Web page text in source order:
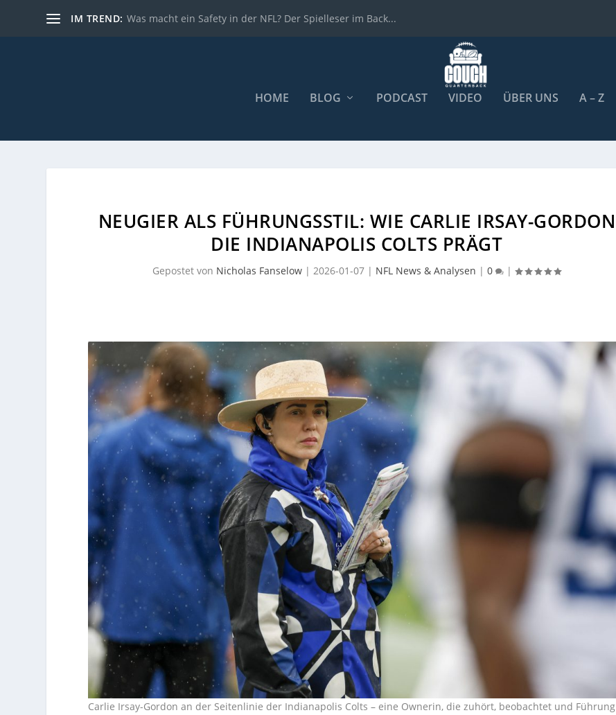
IM TREND: Was macht ein Safety in der NFL? Der Spielleser im Back...
HOME BLOG PODCAST VIDEO ÜBER UNS A – Z
NEUGIER ALS FÜHRUNGSSTIL: WIE CARLIE IRSAY-GORDON
DIE INDIANAPOLIS COLTS PRÄGT
Gepostet von Nicholas Fanselow |2026-01-07 | NFL News & Analysen |0 |
Carlie Irsay-Gordon an der Seitenlinie der Indianapolis Colts – eine Ownerin, die zuhört, beobachtet und Führung